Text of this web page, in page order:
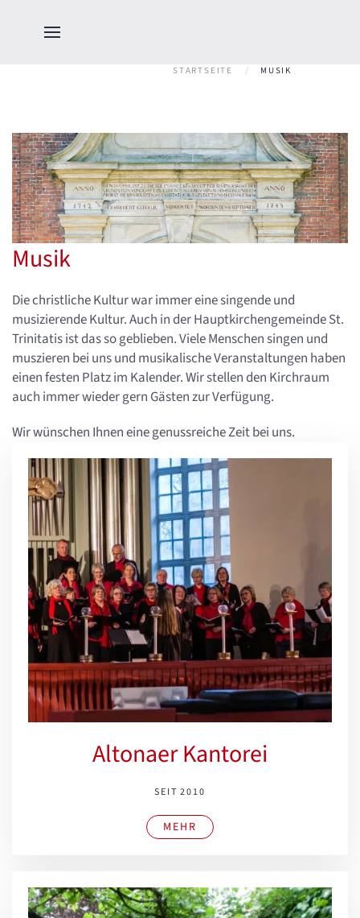
STARTSEITE MUSIK
Musik
Die christliche Kultur war immer eine singende und
musizierende Kultur. Auch in der Hauptkirchengemeinde St.
Trinitatis ist das so geblieben. Viele Menschen singen und
muszieren bei uns und musikalische Veranstaltungen haben
einen festen Platz im Kalender. Wir stellen den Kirchraum
auch immer wieder gern Gästen zur Verfügung.
Wir wünschen Ihnen eine genussreiche Zeit bei uns.
Altonaer Kantorei
SEIT 2010
MEHR